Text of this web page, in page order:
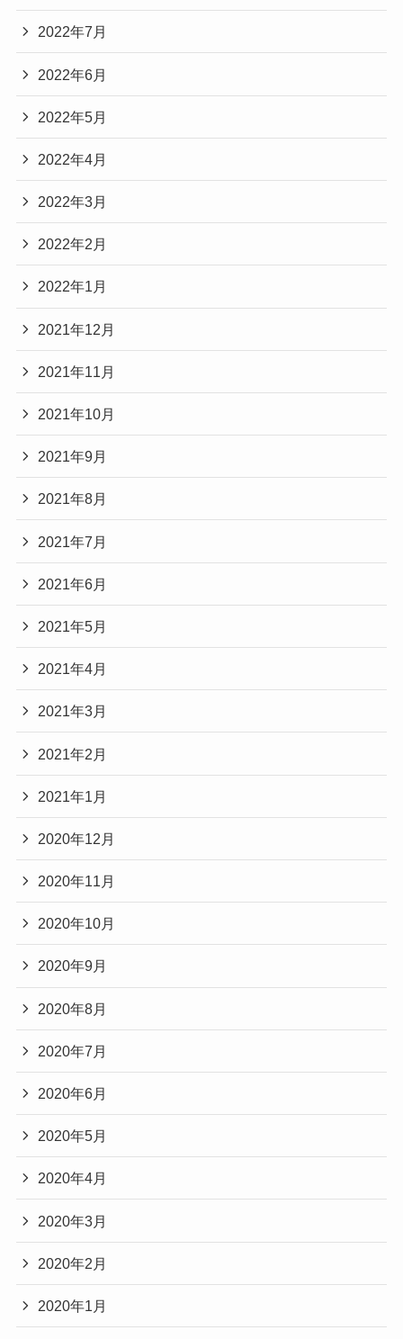
2022年7月
2022年6月
2022年5月
2022年4月
2022年3月
2022年2月
2022年1月
2021年12月
2021年11月
2021年10月
2021年9月
2021年8月
2021年7月
2021年6月
2021年5月
2021年4月
2021年3月
2021年2月
2021年1月
2020年12月
2020年11月
2020年10月
2020年9月
2020年8月
2020年7月
2020年6月
2020年5月
2020年4月
2020年3月
2020年2月
2020年1月